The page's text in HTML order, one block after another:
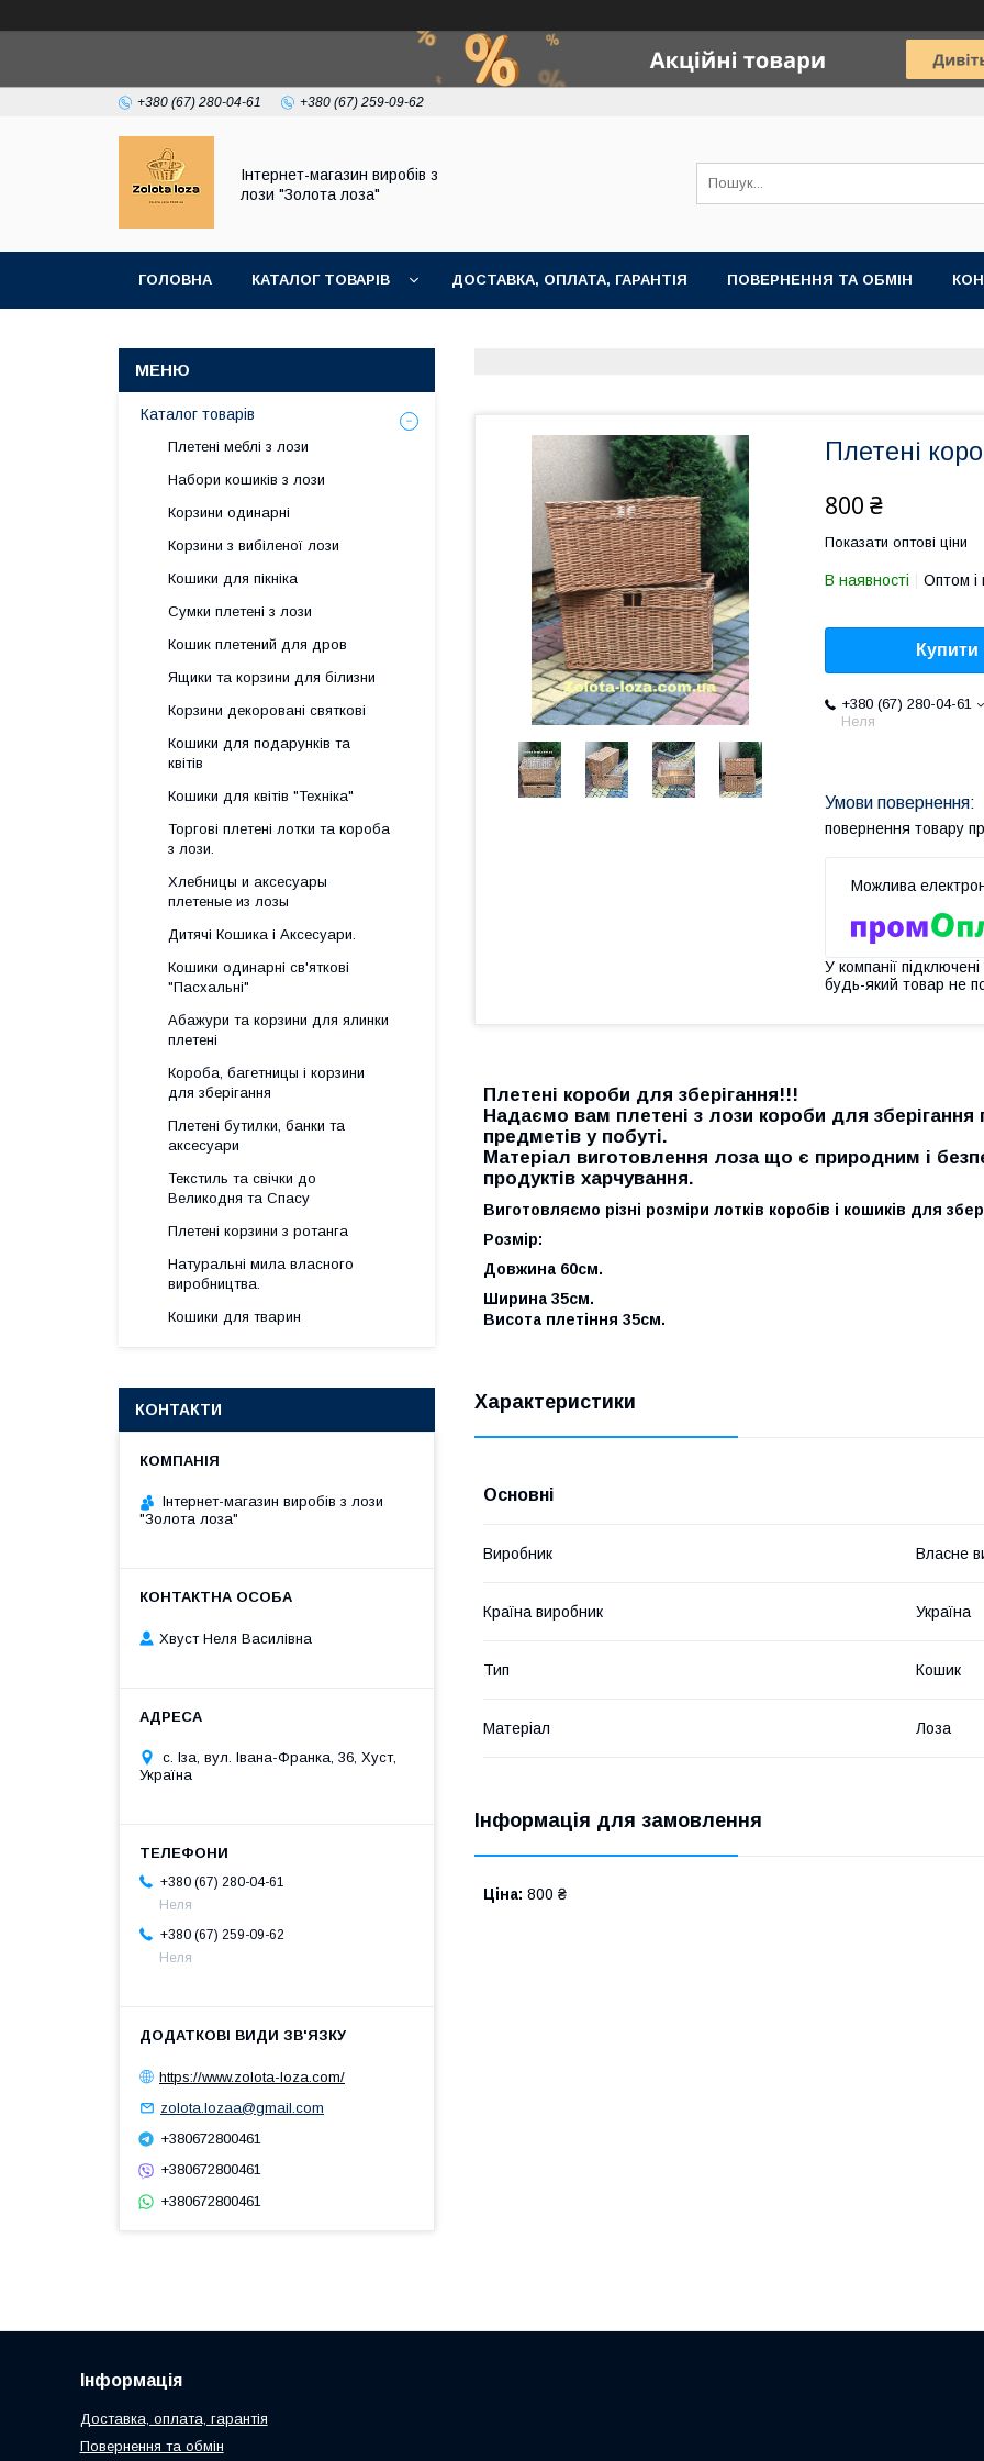
+380 (67) 280-04-61 +380 (67) 259-09-62
Інтернет-магазин виробів з
лози "Золота лоза"
ГОЛОВНА КАТАЛОГ ТОВАРІВ ДОСТАВКА, ОПЛАТА, ГАРАНТІЯ ПОВЕРНЕННЯ ТА ОБМІН
Плетені
800 ₴
Показати оптові ціни
В наявності Оптом і
Купити
+380 (67) 280-04-61
Неля
повернення товару
У компанії
будь-який товар не
Плетені короби для зберігання!!!
Надаємо вам плетені з лози короби для зберігання
предметів у побуті.
Матеріал виготовлення лоза що є природним і
продуктів харчування.
Виготовляємо різні розміри лотків коробів і кошиків для
Розмір:
Довжина 60см.
Ширина 35см.
Висота плетіння 35см.
Характеристики
Основні
Виробник Власне
Країна виробник Україна
Тип Кошик
Матеріал Лоза
Інформація для замовлення
Ціна: 800 ₴
Каталог товарів
Плетені меблі з лози
Набори кошиків з лози
Корзини одинарні
Корзини з вибіленої лози
Кошики для пікніка
Сумки плетені з лози
Кошик плетений для дров
Ящики та корзини для білизни
Корзини декоровані святкові
Кошики для подарунків та
квітів
Кошики для квітів "Техніка"
Торгові плетені лотки та короба
з лози.
Хлебницы и аксесуары
плетеные из лозы
Дитячі Кошика і Аксесуари.
Кошики одинарні св'яткові
"Пасхальні"
Абажури та корзини для ялинки
плетені
Короба, багетницы і корзини
для зберігання
Плетені бутилки, банки та
аксесуари
Текстиль та свічки до
Великодня та Спасу
Плетені корзини з ротанга
Натуральні мила власного
виробництва.
Кошики для тварин
КОНТАКТИ
Інтернет-магазин виробів з лози
"Золота лоза"
Хвуст Неля Василівна
с. Іза, вул. Івана-Франка, 36, Хуст,
Україна
+380 (67) 280-04-61
Неля
+380 (67) 259-09-62
Неля
https://www.zolota-loza.com/
zolota.lozaa@gmail.com
+380672800461
+380672800461
+380672800461
Інформація
Доставка, оплата, гарантія
Повернення та обмін